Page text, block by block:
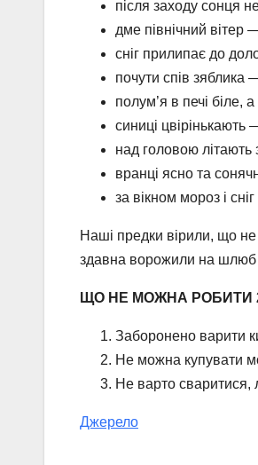
після заходу сонця
дме північний вітер
сніг прилипає до
почути спів зяблика
полум’я в печі
синиці цвірінькають
над головою літають
вранці ясно та
за вікном мороз і
Наші предки вірили, що
здавна ворожили на шлюб
ЩО НЕ МОЖНА РОБИТИ
Заборонено варити
Не можна купувати
Не варто сваритися,
Джерело